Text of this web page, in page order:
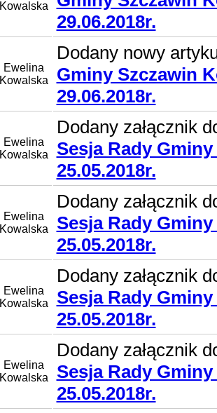
Kowalska
29.06.2018r.
Ewelina
Kowalska
Dodany nowy
Gminy Szczawin
29.06.2018r.
Ewelina
Kowalska
Dodany załącznik
Sesja Rady
25.05.2018r.
Ewelina
Kowalska
Dodany załącznik
Sesja Rady
25.05.2018r.
Ewelina
Kowalska
Dodany załącznik
Sesja Rady
25.05.2018r.
Ewelina
Kowalska
Dodany załącznik
Sesja Rady
25.05.2018r.